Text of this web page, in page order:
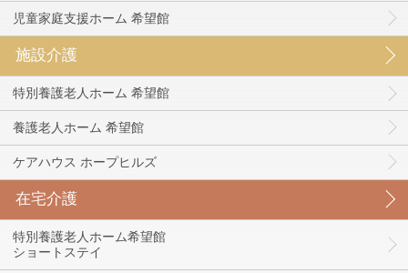
児童家庭支援ホーム 希望館
施設介護
特別養護老人ホーム 希望館
養護老人ホーム 希望館
ケアハウス ホープヒルズ
在宅介護
特別養護老人ホーム希望館
ショートステイ